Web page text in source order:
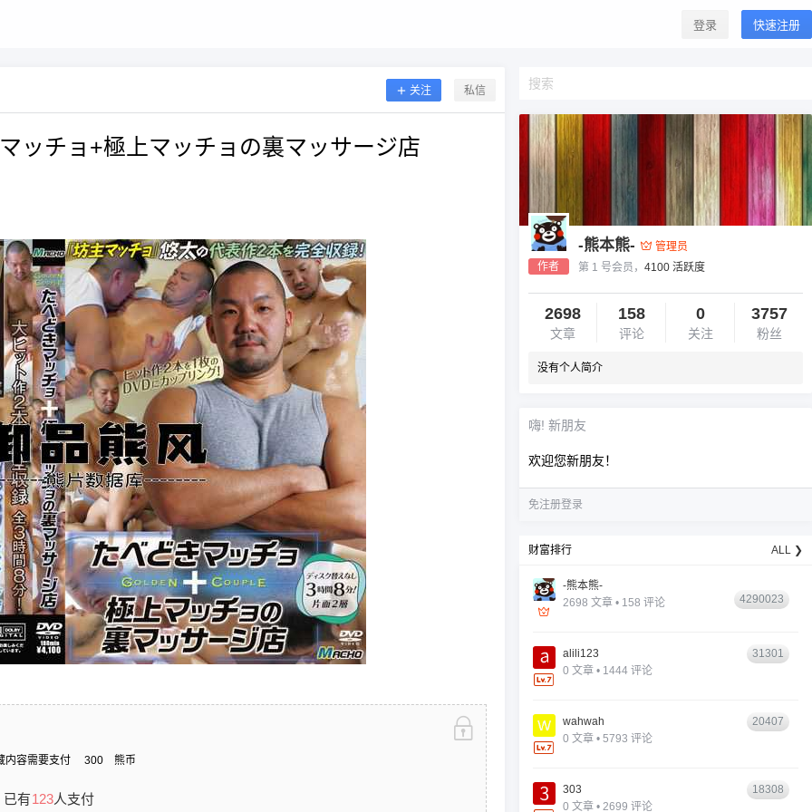
登录 快速注册
关注 私信
ッチョ+極上マッチョの裏マッサージ店
内容需要支付 300 熊币
已有123人支付
作者
-熊本熊-
管理员
第 1 号会员， 4100 活跃度
2698
文章
158
评论
0
关注
3757
粉丝
没有个人简介
嗨! 新朋友
欢迎您新朋友！
免注册登录
财富排行 ALL ❯
-熊本熊-
2698 文章 • 158 评论
4290023
alili123
0 文章 • 1444 评论
31301
wahwah
0 文章 • 5793 评论
20407
303
0 文章 • 2699 评论
18308